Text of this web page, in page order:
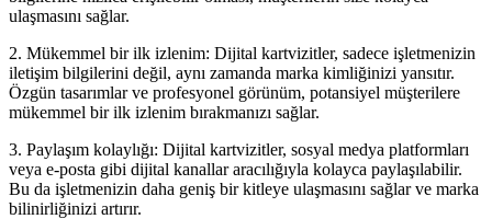
ulaşmasını sağlar.
2. Mükemmel bir ilk izlenim: Dijital kartvizitler, sadece işletmenizin
iletişim bilgilerini değil, aynı zamanda marka kimliğinizi yansıtır.
Özgün tasarımlar ve profesyonel görünüm, potansiyel müşterilere
mükemmel bir ilk izlenim bırakmanızı sağlar.
3. Paylaşım kolaylığı: Dijital kartvizitler, sosyal medya platformları
veya e-posta gibi dijital kanallar aracılığıyla kolayca paylaşılabilir.
Bu da işletmenizin daha geniş bir kitleye ulaşmasını sağlar ve marka
bilinirliğinizi artırır.